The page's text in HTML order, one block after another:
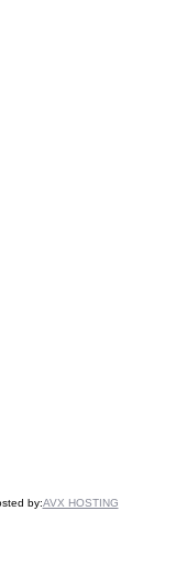
by:AVX HOSTING